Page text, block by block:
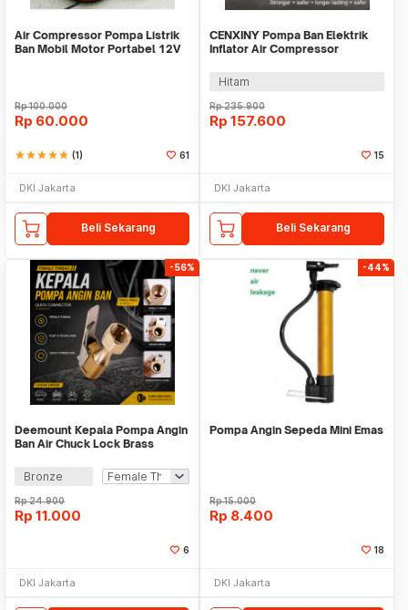
Air Compressor Pompa Listrik
Ban Mobil Motor Portabel 12V
Rp100.000
Rp 60.000
starstarstarstarstar (1) 61
DKI Jakarta
Beli Sekarang
CENXINY Pompa Ban Elektrik
Inflator Air Compressor
Hitam
Rp235.900
Rp 157.600
15
DKI Jakarta
Beli Sekarang
-56%
Deemount Kepala Pompa Angin
Ban Air Chuck Lock Brass
Bronze
Rp24.900
Rp 11.000
6
DKI Jakarta
-44%
Pompa Angin Sepeda Mini Emas
Rp15.000
Rp 8.400
18
DKI Jakarta